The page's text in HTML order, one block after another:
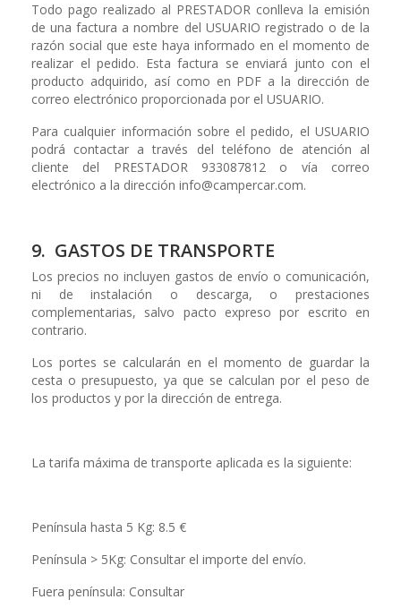
Todo pago realizado al PRESTADOR conlleva la emisión
de una factura a nombre del USUARIO registrado o de la
razón social que este haya informado en el momento de
realizar el pedido. Esta factura se enviará junto con el
producto adquirido, así como en PDF a la dirección de
correo electrónico proporcionada por el USUARIO.
Para cualquier información sobre el pedido, el USUARIO
podrá contactar a través del teléfono de atención al
cliente del PRESTADOR 933087812 o vía correo
electrónico a la dirección info@campercar.com.
9. GASTOS DE TRANSPORTE
Los precios no incluyen gastos de envío o comunicación,
ni de instalación o descarga, o prestaciones
complementarias, salvo pacto expreso por escrito en
contrario.
Los portes se calcularán en el momento de guardar la
cesta o presupuesto, ya que se calculan por el peso de
los productos y por la dirección de entrega.
La tarifa máxima de transporte aplicada es la siguiente:
Península hasta 5 Kg: 8.5 €
Península > 5Kg: Consultar el importe del envío.
Fuera península: Consultar